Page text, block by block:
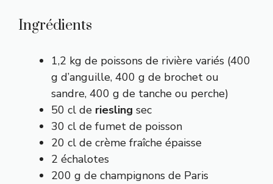
Ingrédients
1,2 kg de poissons de rivière variés (400
g d’anguille, 400 g de brochet ou
sandre, 400 g de tanche ou perche)
50 cl de riesling sec
30 cl de fumet de poisson
20 cl de crème fraîche épaisse
2 échalotes
200 g de champignons de Paris